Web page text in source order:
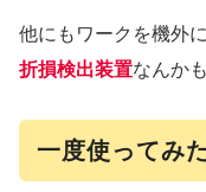
他にもワークを機外
折損検出装置なんか
一度使ってみ